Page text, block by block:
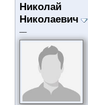
Николай
Николаевич